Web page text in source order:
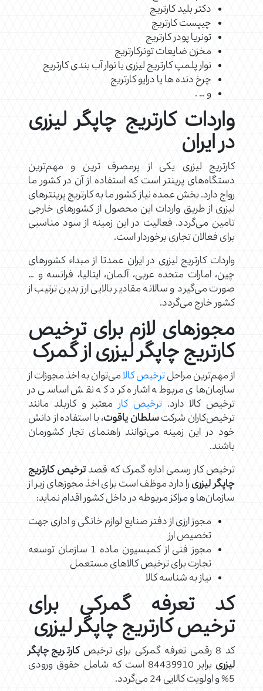
دکتر بلید کارتریج
چیپست کارتریج
تونریا پودر کارتریج
مخزن ضایعات تونرکارتریج
نوار پلمپ کارتریج لیزری یا نوار آب بندی کارتریج
چرخ دنده ها یا درایو کارتریج
و … .
واردات کارتریج چاپگر لیزری
در ایران
کارتریج لیزری یکی از پرمصرف ترین و مهم‌ترین
دستگاه‌های پرینتر است که استفاده از آن در کشور ما
رواج دارد. بخش عمده نیاز کشور ما به کارتریج پرینترهای
لیزری از طریق واردات این محصول از کشورهای خارجی
تامین می‌گردد. فعالیت در این زمینه از سود مناسبی
برای فعالان تجاری برخوردار است.
واردات کارتریج لیزری در ایران عمدتا از مبداء کشورهای
چین، امارات متحده عربی، آلمان، ایتالیا، فرانسه و …
صورت می‌گیرد و سالانه مقادیر بالایی ارز بدین ترتیب از
کشور خارج می‌گردد.
مجوزهای لازم برای ترخیص
کارتریج چاپگر لیزری از گمرک
از مهم‌ترین مراحلترخیص کالامی‌توان به اخذ مجوزات از
سازمان‌های مربوطه اشاره کرد که نقش اساسی در
ترخیص کالا دارد.ترخیص کارمعتبر و کاربلد مانند
ترخیص‌کاران شرکتسلطان یاقوت، با استفاده از دانش
خود در این زمینه می‌توانند راهنمای تجار کشورمان
باشند.
ترخیص کار رسمی اداره گمرک که قصدترخیص کارتریج
چاپگر لیزریرا دارد موظف است برای اخذ مجوزهای زیر از
سازمان‌ها و مراکز مربوطه در داخل کشور اقدام نماید:
مجوز ارزی از دفتر صنایع لوازم خانگی و اداری جهت
تخصیص ارز
مجوز فنی از کمیسیون ماده 1 سازمان توسعه
تجارت برای ترخیص کالاهای مستعمل
نیاز به شناسه کالا
کد تعرفه گمرکی برای
ترخیص کارتریج چاپگر لیزری
کد 8 رقمی تعرفه گمرکی برای ترخیص
کارتریج چاپگر
لیزری
برابر 84439910 است که شامل حقوق ورودی
5% و اولویت کالایی 24 می‌گردد.